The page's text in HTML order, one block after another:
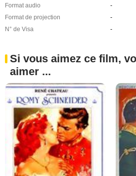
Format audio
-
Format de projection
-
N° de Visa
-
Si vous aimez ce film,
aimer ...